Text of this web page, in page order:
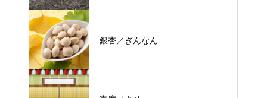
銀杏／ぎんなん